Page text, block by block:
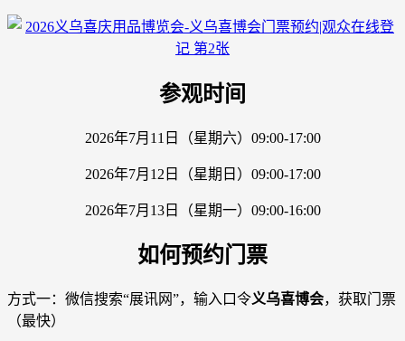
参观时间
2026年7月11日（星期六）09:00-17:00
2026年7月12日（星期日）09:00-17:00
2026年7月13日（星期一）09:00-16:00
如何预约门票
方式一：微信搜索“展讯网”，输入口令义乌喜博会，获取门票
（最快）